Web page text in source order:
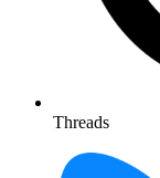
Threads